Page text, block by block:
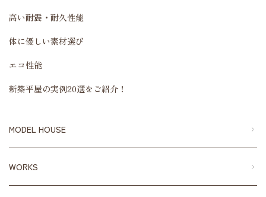
高い耐震・耐久性能
体に優しい素材選び
エコ性能
新築平屋の実例20選をご紹介！
MODEL HOUSE
WORKS